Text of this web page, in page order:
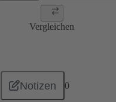
Vergleichen
Notizen 0